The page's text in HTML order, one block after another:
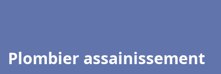
Plombier assainissement